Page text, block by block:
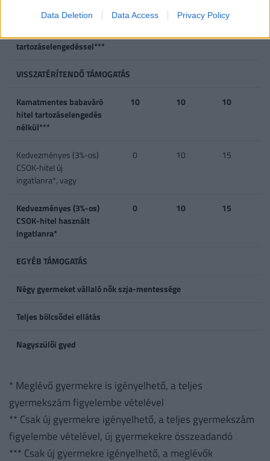
Data Deletion Data Access Privacy Policy
Kamatmentes babaváró
tartozáselengedéssel***
0 Akár 3 Akár 10
VISSZATÉRÍTENDŐ TÁMOGATÁS
Kamatmentes babaváró
hitel tartozáselengedés
nélkül***
10 10 10
Kedvezményes (3%-os)
CSOK-hitel új
ingatlanra*, vagy
0 10 15
Kedvezményes (3%-os)
CSOK-hitel használt
ingatlanra*
0 10 15
EGYÉB TÁMOGATÁS
Négy gyermeket vállaló nők szja-mentessége
Teljes bölcsődei ellátás
Nagyszülői gyed
* Meglévő gyermekre is igényelhető, a teljes
gyermekszám figyelembe vételével
** Csak új gyermekre igényelhető, a teljes gyermekszám
figyelembe vételével, új gyermekekre összeadandó
*** Csak új gyermekre igényelhető, a meglévők